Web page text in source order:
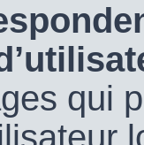
qui